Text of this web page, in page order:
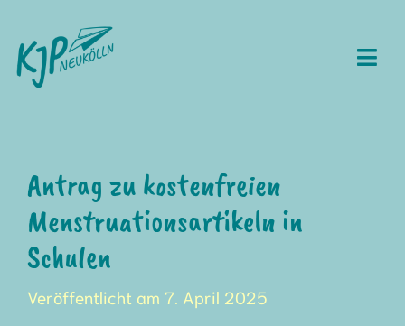
content
Mitmachen
Termine
Antrag zu kostenfreien
Menstruationsartikeln in
Schulen
Veröffentlicht am 7. April 2025